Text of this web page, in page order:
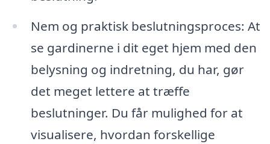
Nem og praktisk beslutningsproces: At
se gardinerne i dit eget hjem med den
belysning og indretning, du har, gør
det meget lettere at træffe
beslutninger. Du får mulighed for at
visualisere, hvordan forskellige